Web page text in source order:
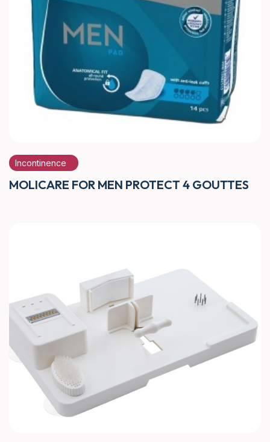
Incontinence
MOLICARE FOR MEN PROTECT 4 GOUTTES